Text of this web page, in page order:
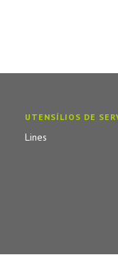
UTENSÍLIOS DE
Lines